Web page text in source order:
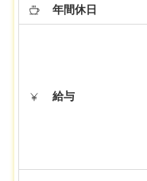
年間休日
給与